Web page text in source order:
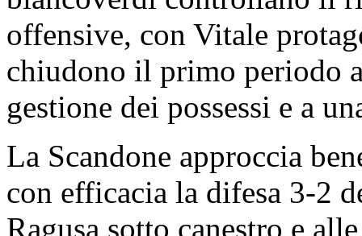
offensive, con Vitale
chiudono il primo periodo
gestione dei possessi e a
La Scandone approccia
con efficacia la difesa 3-2
Ragusa sotto canestro e